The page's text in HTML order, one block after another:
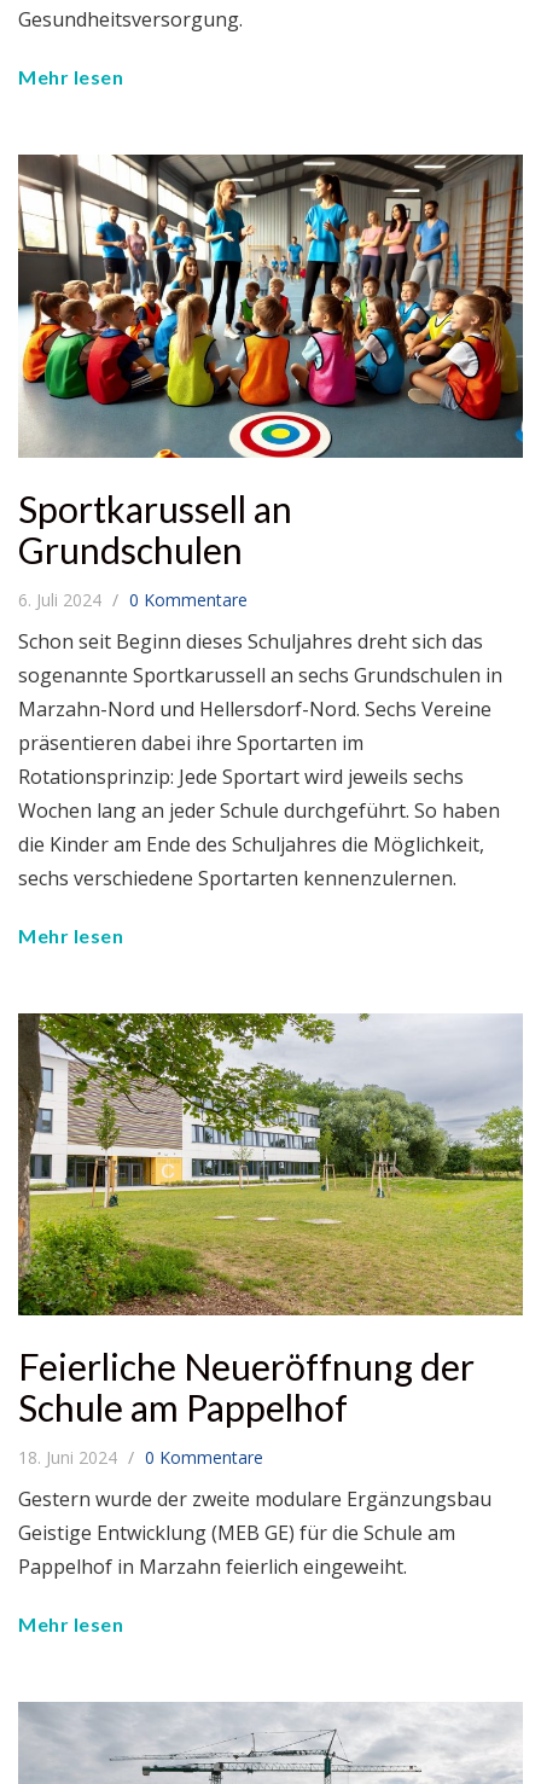
Gesundheitsversorgung.
Mehr lesen
Sportkarussell an
Grundschulen
6. Juli 2024 0 Kommentare
Schon seit Beginn dieses Schuljahres dreht sich das
sogenannte Sportkarussell an sechs Grundschulen in
Marzahn-Nord und Hellersdorf-Nord. Sechs Vereine
präsentieren dabei ihre Sportarten im
Rotationsprinzip: Jede Sportart wird jeweils sechs
Wochen lang an jeder Schule durchgeführt. So haben
die Kinder am Ende des Schuljahres die Möglichkeit,
sechs verschiedene Sportarten kennenzulernen.
Mehr lesen
Feierliche Neueröffnung der
Schule am Pappelhof
18. Juni 2024 0 Kommentare
Gestern wurde der zweite modulare Ergänzungsbau
Geistige Entwicklung (MEB GE) für die Schule am
Pappelhof in Marzahn feierlich eingeweiht.
Mehr lesen